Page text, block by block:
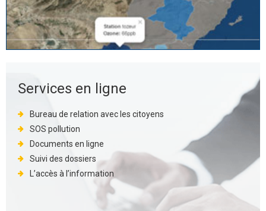
Services en ligne
Bureau de relation avec les citoyens
SOS pollution
Documents en ligne
Suivi des dossiers
L’accès à l’information